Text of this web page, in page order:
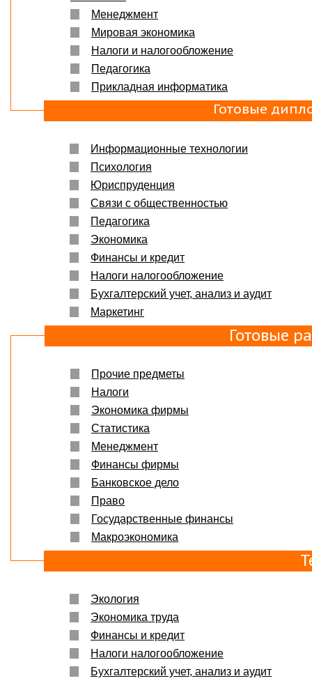
Менеджмент
Мировая экономика
Налоги и налогообложение
Педагогика
Прикладная информатика
Готовые
Информационные технологии
Психология
Юриспруденция
Связи с общественностью
Педагогика
Экономика
Финансы и кредит
Налоги налогообложение
Бухгалтерский учет, анализ и аудит
Маркетинг
Готовые
Прочие предметы
Налоги
Экономика фирмы
Статистика
Менеджмент
Финансы фирмы
Банковское дело
Право
Государственные финансы
Макроэкономика
Экология
Экономика труда
Финансы и кредит
Налоги налогообложение
Бухгалтерский учет, анализ и аудит